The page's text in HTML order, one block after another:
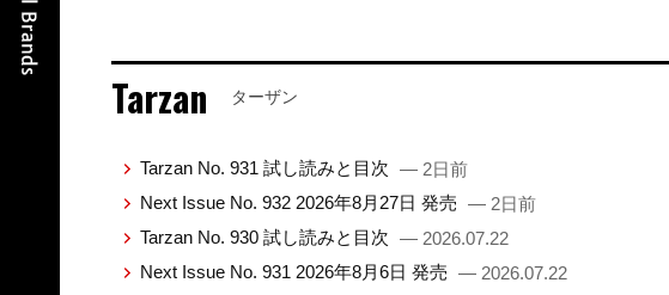
Tarzan ターザン
Tarzan No. 931 試し読みと目次 — 2日前
Next Issue No. 932 2026年8月27日 発売 — 2日前
Tarzan No. 930 試し読みと目次 — 2026.07.22
Next Issue No. 931 2026年8月6日 発売 — 2026.07.22